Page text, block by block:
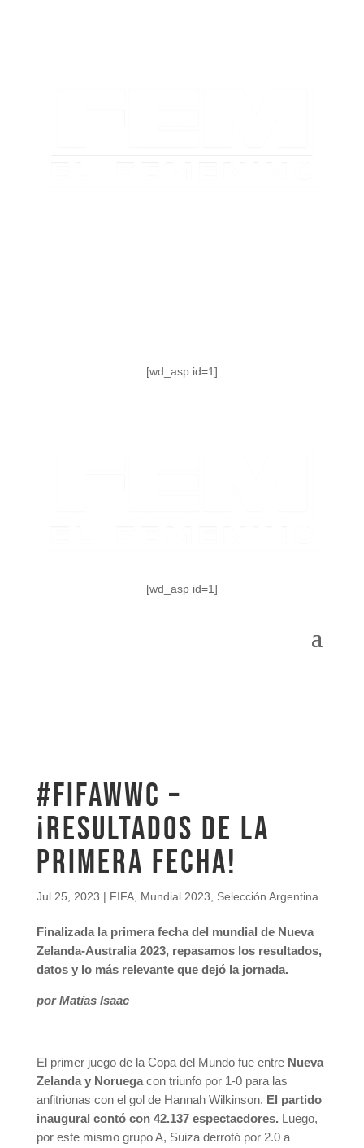
[wd_asp id=1]
[wd_asp id=1]
#FIFAWWC –
¡Resultados de la
primera fecha!
Jul 25, 2023 | FIFA, Mundial 2023 Selección Argentina
Finalizada la primera fecha del mundial de Nueva
Zelanda-Australia 2023, repasamos los resultados,
datos y lo más relevante que dejó la jornada.
por Matías Isaac
El primer juego de la Copa del Mundo fue entre Nueva
Zelanda y Noruegacon triunfo por 1-0 para las
anfitrionas con el gol de Hannah Wilkinson. El partido
inaugural contó con 42.137 espectacdores. Luego,
por este mismo grupo A, Suiza derrotó por 2.0 a